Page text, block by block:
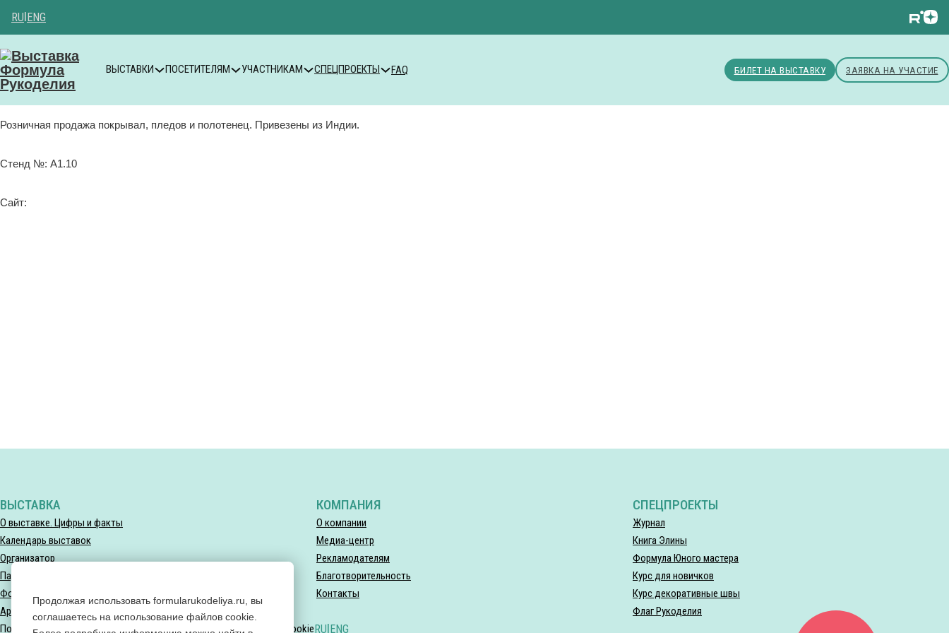
RU|ENG
ВЫСТАВКИ ПОСЕТИТЕЛЯМ УЧАСТНИКАМ СПЕЦПРОЕКТЫ FAQ БИЛЕТ НА ВЫСТАВКУ ЗАЯВКА НА УЧАСТИЕ
Розничная продажа покрывал, пледов и полотенец. Привезены из Индии.
Стенд №: A1.10
Сайт:
ВЫСТАВКА
О выставке. Цифры и факты
Календарь выставок
Организатор
Партнеры выставки
Фотогалерея
Архив мероприятий
КОМПАНИЯ
О компании
Медиа-центр
Рекламодателям
Благотворительность
Контакты
СПЕЦПРОЕКТЫ
Журнал
Книга Элины
Формула Юного мастера
Курс для новичков
Курс декоративные швы
Флаг Рукоделия
Политика конфиденциальностиПолитика использования файлов CookieRU|ENG
Продолжая использовать formularukodeliya.ru, вы
соглашаетесь на использование файлов cookie.